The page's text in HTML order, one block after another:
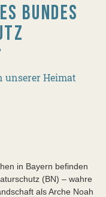
BUNDES
unserer Heimat
in Bayern befinden
(BN) – wahre
als Arche Noah